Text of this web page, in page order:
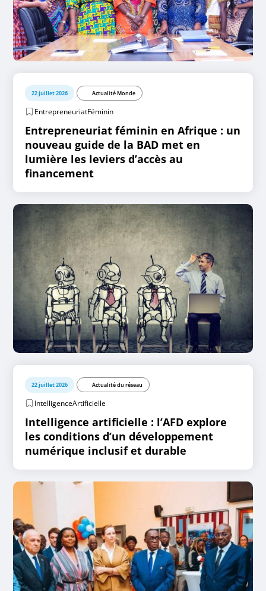
22 juillet 2026 Actualité Monde
EntrepreneuriatFéminin
Entrepreneuriat féminin en Afrique : un
nouveau guide de la BAD met en
lumière les leviers d’accès au
financement
22 juillet 2026 Actualité du réseau
IntelligenceArtificielle
Intelligence artificielle : l’AFD explore
les conditions d’un développement
numérique inclusif et durable